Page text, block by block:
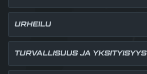
URHEILU
TURVALLISUUS JA YKSITYISYYS